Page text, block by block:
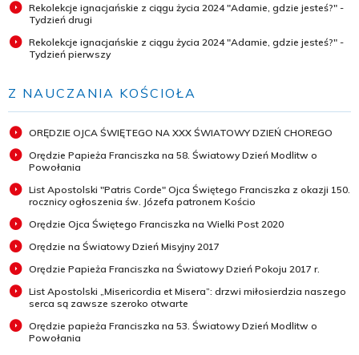
Rekolekcje ignacjańskie z ciągu życia 2024 "Adamie, gdzie jesteś?" -
Tydzień drugi
Rekolekcje ignacjańskie z ciągu życia 2024 "Adamie, gdzie jesteś?" -
Tydzień pierwszy
Z NAUCZANIA KOŚCIOŁA
ORĘDZIE OJCA ŚWIĘTEGO NA XXX ŚWIATOWY DZIEŃ CHOREGO
Orędzie Papieża Franciszka na 58. Światowy Dzień Modlitw o
Powołania
List Apostolski "Patris Corde" Ojca Świętego Franciszka z okazji 150.
rocznicy ogłoszenia św. Józefa patronem Kościo
Orędzie Ojca Świętego Franciszka na Wielki Post 2020
Orędzie na Światowy Dzień Misyjny 2017
Orędzie Papieża Franciszka na Światowy Dzień Pokoju 2017 r.
List Apostolski „Misericordia et Misera”: drzwi miłosierdzia naszego
serca są zawsze szeroko otwarte
Orędzie papieża Franciszka na 53. Światowy Dzień Modlitw o
Powołania